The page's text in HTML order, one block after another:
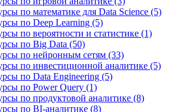
по математике для Data Science (5)
по Deep Learning (5)
по вероятности и статистике (1)
по Big Data (50)
по нейронным сетям (33)
по инвестиционной аналитике (5)
по Data Engineering (5)
по Power Query (1)
по продуктовой аналитике (8)
по BI‑аналитике (8)